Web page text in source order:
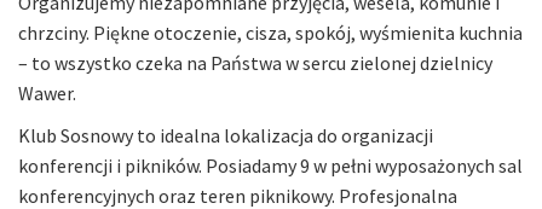
chrzciny. Piękne otoczenie, cisza, spokój, wyśmienita kuchnia
– to wszystko czeka na Państwa w sercu zielonej dzielnicy
Wawer.
Klub Sosnowy to idealna lokalizacja do organizacji
konferencji i pikników. Posiadamy 9 w pełni wyposażonych sal
konferencyjnych oraz teren piknikowy. Profesjonalna